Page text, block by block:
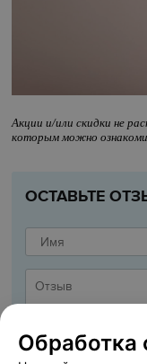
Акции и/или скидки не
которым можно
ОСТАВЬТЕ
Обработка